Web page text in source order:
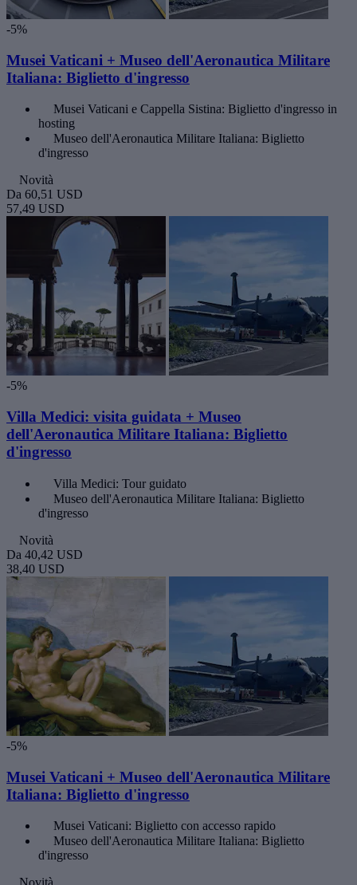
-5%
Musei Vaticani + Museo dell'Aeronautica Militare
Italiana: Biglietto d'ingresso
Musei Vaticani e Cappella Sistina: Biglietto d'ingresso in
hosting
Museo dell'Aeronautica Militare Italiana: Biglietto
d'ingresso
Novità
Da 60,51 USD
57,49 USD
-5%
Villa Medici: visita guidata + Museo
dell'Aeronautica Militare Italiana: Biglietto
d'ingresso
Villa Medici: Tour guidato
Museo dell'Aeronautica Militare Italiana: Biglietto
d'ingresso
Novità
Da 40,42 USD
38,40 USD
-5%
Musei Vaticani + Museo dell'Aeronautica Militare
Italiana: Biglietto d'ingresso
Musei Vaticani: Biglietto con accesso rapido
Museo dell'Aeronautica Militare Italiana: Biglietto
d'ingresso